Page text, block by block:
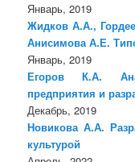
Январь, 2019
Жидков А.А.,
Анисимова А.Е.
Январь, 2019
Егоров К.А.
предприятия и
Декабрь, 2019
Новикова А.А.
культурой